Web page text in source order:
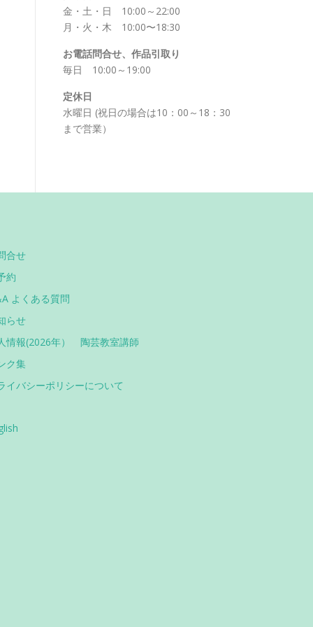
金・土・日 10:00～22:00
月・火・木 10:00〜18:30
お電話問合せ、作品引取り
毎日 10:00～19:00
定休日
水曜日 (祝日の場合は10：00～18：30
まで営業）
合せ
約
よくある質問
らせ
情報(2026年） 陶芸教室講師
ク集
イバシーポリシーについて